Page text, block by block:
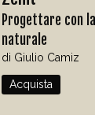
Progettare con
naturale
di Giulio Camiz
Acquista